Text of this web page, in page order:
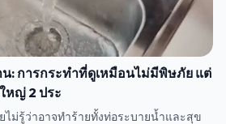
น: การกระทำที่ดูเหมือนไม่มีพิษภัย แต่
หญ่ 2 ประ
ม่รู้ว่าอาจทำร้ายทั้งท่อระบายน้ำและสุข